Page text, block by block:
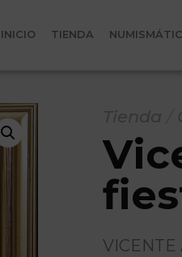
INICIO TIENDA
VICENTE